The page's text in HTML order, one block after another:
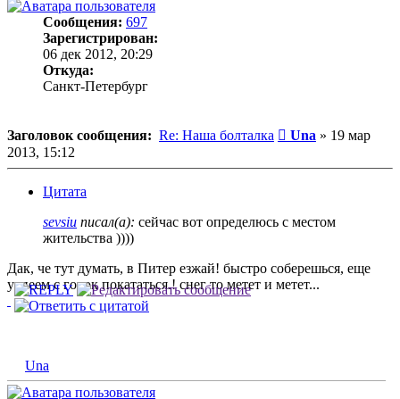
Сообщения: 697
Зарегистрирован:
06 дек 2012, 20:29
Откуда:
Санкт-Петербург
Заголовок сообщения: Re: Наша болталка Сообщение
Una » 19 мар
2013, 15:12
Цитата
sevsiu писал(а): сейчас вот определюсь с местом
жительства ))))
Дак, че тут думать, в Питер езжай! быстро соберешься, еще
успеем с горок покататься.! снег то метет и метет...
Una